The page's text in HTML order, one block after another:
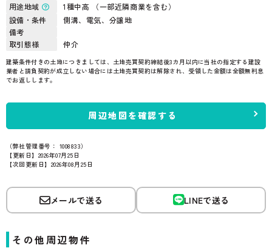
用途地域
1種中高 （一部近隣商業を含む）
設備・条件
側溝、電気、分譲地
備考
取引態様
仲介
建築条件付きの土地につきましては、土地売買契約締結後3カ月以内に当社の指定する建設
業者と請負契約が成立しない場合には土地売買契約は解除され、受領した金額は全額無利息
でお返しします。
周辺地図を確認する
（弊社管理番号： 1008833）
【更新日】2026年07月25日
【次回更新日】2026年08月25日
メールで送る LINEで送る
その他周辺物件